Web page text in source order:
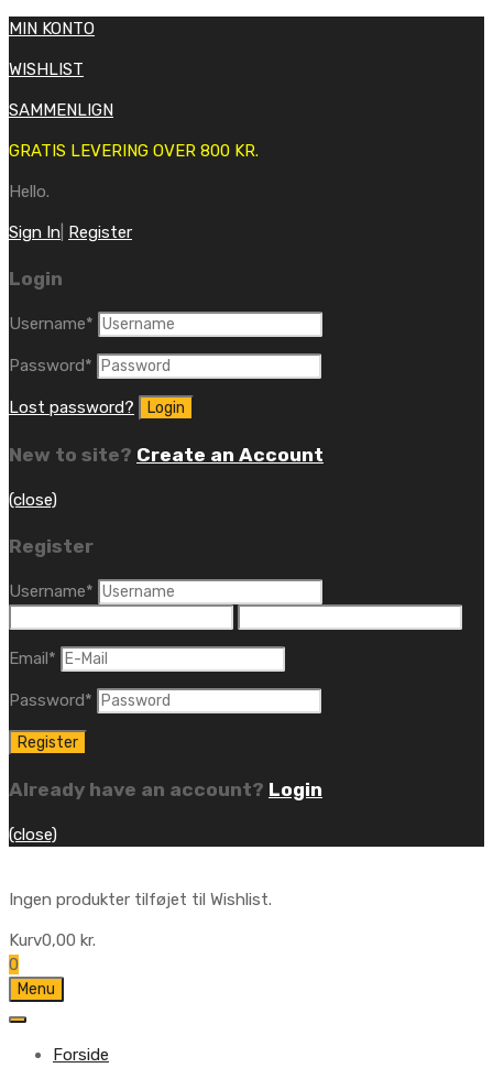
MIN KONTO
WISHLIST
SAMMENLIGN
GRATIS LEVERING OVER 800 KR.
Hello.
Sign In Register
Login
Username*
Password*
Lost password?
New to site? Create an Account
(close)
Register
Username*
Email*
Password*
Already have an account? Login
(close)
Ingen produkter tilføjet til Wishlist.
Kurv0,00 kr.
0
Menu
Forside